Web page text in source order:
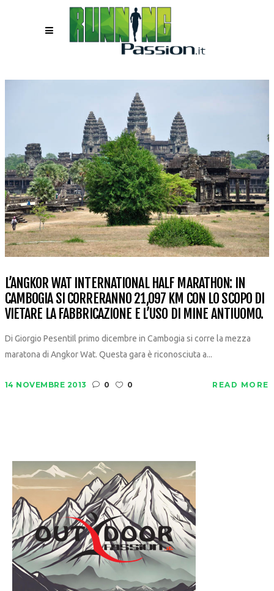
L’ANGKOR WAT INTERNATIONAL HALF MARATHON: IN
CAMBOGIA SI CORRERANNO 21,097 KM CON LO SCOPO DI
VIETARE LA FABBRICAZIONE E L’USO DI MINE ANTIUOMO.
Di Giorgio PesentiIl primo dicembre in Cambogia si corre la mezza
maratona di Angkor Wat. Questa gara è riconosciuta a...
14 NOVEMBRE 2013 0 0 READ MORE